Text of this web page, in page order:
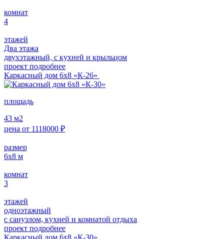
комнат
4
этажей
Два этажа
двухэтажный, с кухней и крыльцом
проект подробнее
Каркасный дом 6х8 «К-26»
площадь
43 м2
цена от 1118000 ₽
размер
6х8 м
комнат
3
этажей
одноэтажный
с санузлом, кухней и комнатой отдыха
проект подробнее
Каркасный дом 6х8 «К-30»